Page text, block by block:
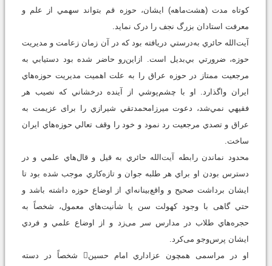
کوتاه مدت (هشت‌ماهه) ايشان، حوزه قم بتواند سهمي از علم و
معرفت استادان بزرگ نجف را درک نمايد.
آيت‌‌الله حائري به‌درستي دريافته بود که در آن زمان زعامت و مديريت
حوزه، ضرورتي بي‌بديل است. ازاين‌رو حاضر شده بود دستيابي به
مرجعيت ممتاز در حوزه عراق را به علت اهميت مديريت حوزه‌هاي
ايران واگذارد. او با چشم‌پوشي از آينده درخشاني که نصيب هر
فقيهي نمي‌شد، دعوت ميرزامحمدتقي شيرازي را برای عزیمت به
عراق و تصدي مرجعيت رد نمود و خود را وقف تعالي حوزه‌هاي ايران
ساخت.
محدود نماندن رابطه آیت‌الله حائري به قيل و قال‌هاي علمي و در
دسترس بودن او براي هر طلبه جوان و تازه‌کاري موجب شده بود تا
ایشان برداشت صحيح و واقع‌بينانه‌اي از اوضاع حوزه داشته باشد و
حتي گاهی با وجود کهولت سن يا شأنيت‌هاي معمول، شخصاً به
حجره‌هاي طلاب در مدارس سر می‌زد و از اوضاع علمي و فردي
ايشان پرس‌وجو می‌کرد.
او در مراسمی همچون عزاداري امام حسين شخصاً در دسته